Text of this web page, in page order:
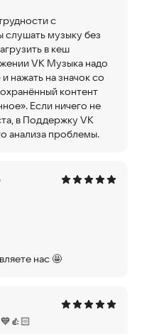
с
музыку без
в кеш
VK Музыка надо
нажать на значок со
контент
Если ничего не
в Поддержку VK
анализа проблемы.
нас 🤩